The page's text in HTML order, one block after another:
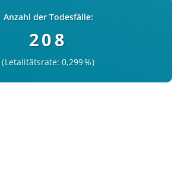
Anzahl der Todesfälle:
208
Letalitätsrate: 0,299 %